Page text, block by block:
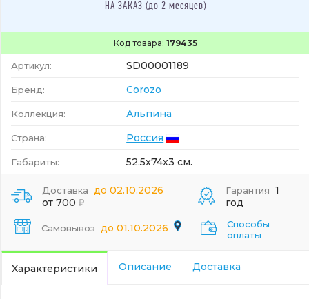
Код товара: 179435
Артикул: SD00001189
Бренд: Corozo
Коллекция: Альпина
Страна: Россия
Габариты: 52.5x74x3 см.
НА ЗАКАЗ (до 2 месяцев)
Доставка до 02.10.2026
от 700
Самовывоз до 01.10.2026
Гарантия 1
год
Способы
оплаты
Характеристики Описание Доставка